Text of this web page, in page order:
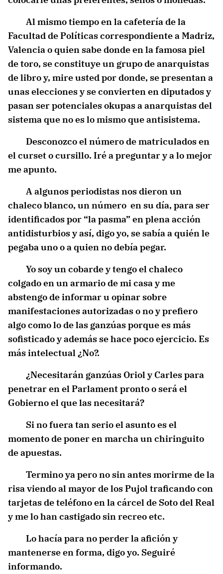
Al mismo tiempo en la cafetería de la
Facultad de Políticas correspondiente a Madriz,
Valencia o quien sabe donde en la famosa piel
de toro, se constituye un grupo de anarquistas
de libro y, mire usted por donde, se presentan a
unas elecciones y se convierten en diputados y
pasan ser potenciales okupas a anarquistas del
sistema que no es lo mismo que antisistema.
Desconozco el número de matriculados en
el curset o cursillo. Iré a preguntar y a lo mejor
me apunto.
A algunos periodistas nos dieron un
chaleco blanco, un número en su día, para ser
identificados por “la pasma” en plena acción
antidisturbios y así, digo yo, se sabía a quién le
pegaba uno o a quien no debía pegar.
Yo soy un cobarde y tengo el chaleco
colgado en un armario de mi casa y me
abstengo de informar u opinar sobre
manifestaciones autorizadas o no y prefiero
algo como lo de las ganzúas porque es más
sofisticado y además se hace poco ejercicio. Es
más intelectual ¿No?.
¿Necesitarán ganzúas Oriol y Carles para
penetrar en el Parlament pronto o será el
Gobierno el que las necesitará?
Si no fuera tan serio el asunto es el
momento de poner en marcha un chiringuito
de apuestas.
Termino ya pero no sin antes morirme de la
risa viendo al mayor de los Pujol traficando con
tarjetas de teléfono en la cárcel de Soto del Real
y me lo han castigado sin recreo etc.
Lo hacía para no perder la afición y
mantenerse en forma, digo yo. Seguiré
informando.